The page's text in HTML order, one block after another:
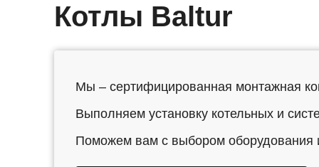
Канализация
Все включено
МощностьКотлы Baltur
Мы – сертифицированная монтажная
Выполняем установку котельных и
Поможем вам с выбором оборудования